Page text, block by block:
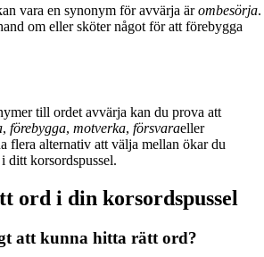
vara en synonym för avvärja ärombesörja.
om eller sköter något för att förebygga
till ordet avvärja kan du prova att
, förebygga, motverka, försvaraeller
flera alternativ att välja mellan ökar du
ditt korsordspussel.
ord i din korsordspussel
att kunna hitta rätt ord?